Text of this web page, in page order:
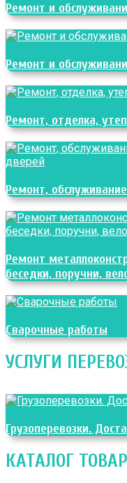
Ремонт и
Ремонт и
Ремонт, отделка,
Ремонт,
Ремонт
беседки, поручни,
Сварочные работы
УСЛУГИ
Грузоперевозки.
КАТАЛОГ